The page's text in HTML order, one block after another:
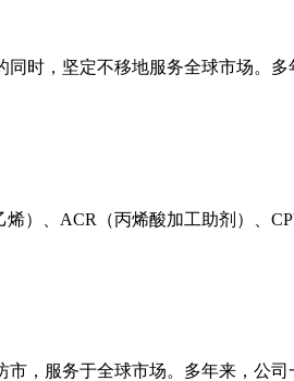
时，坚定不移地服务全球市场。多
）、ACR（丙烯酸加工助剂）、
，服务于全球市场。多年来，公司